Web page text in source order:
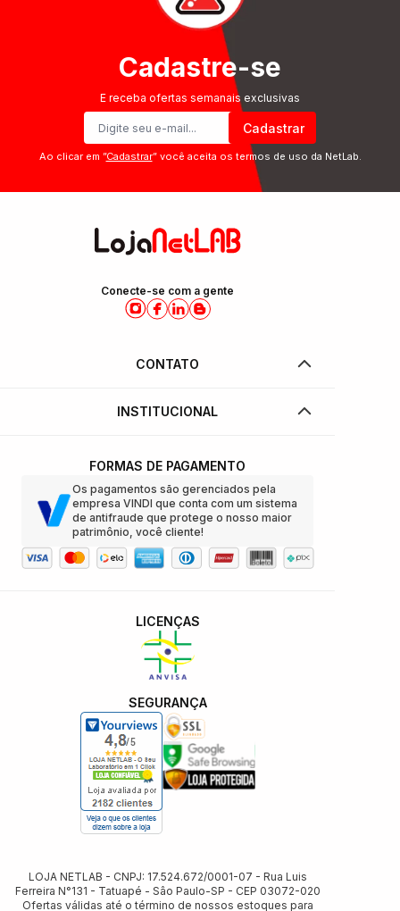
Cadastre-se
E receba ofertas semanais exclusivas
Cadastrar
Ao clicar em ”Cadastrar” você aceita os termos de uso da NetLab.
Conecte-se com a gente
CONTATO
INSTITUCIONAL
FORMAS DE PAGAMENTO
Os pagamentos são gerenciados pela
empresa VINDI que conta com um sistema
de antifraude que protege o nosso maior
patrimônio, você cliente!
SEGURANÇA
LICENÇAS
LOJA NETLAB - CNPJ: 17.524.672/0001-07 - Rua Luis
Ferreira N°131 - Tatuapé - Sâo Paulo-SP - CEP 03072-020
Ofertas válidas até o término de nossos estoques para